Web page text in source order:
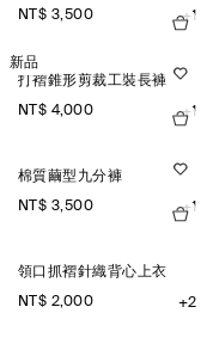
NT$ 3,500 +1
新品
打褶錐形剪裁工裝長褲
NT$ 4,000 +1
棉質繭型九分褲
NT$ 3,500 +1
領口抓褶針織背心上衣
NT$ 2,000 +2